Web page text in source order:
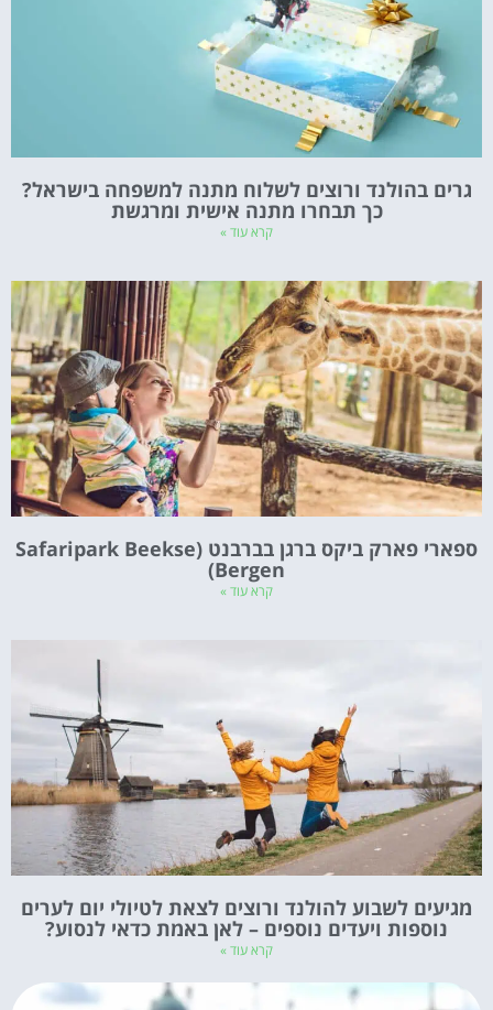
גרים בהולנד ורוצים לשלוח מתנה למשפחה בישראל?
כך תבחרו מתנה אישית ומרגשת
קרא עוד »
ספארי פארק ביקס ברגן בברבנט (Safaripark Beekse
Bergen)
קרא עוד »
מגיעים לשבוע להולנד ורוצים לצאת לטיולי יום לערים
נוספות ויעדים נוספים – לאן באמת כדאי לנסוע?
קרא עוד »